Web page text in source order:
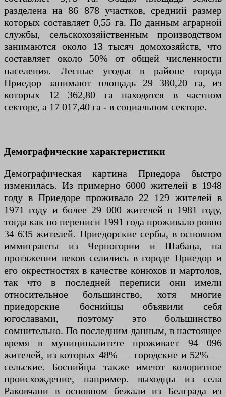
разделена на 86 878 участков, средний размер
которых составляет 0,55 га. По данным аграрной
службы, сельскохозяйственным производством
занимаются около 13 тысяч домохозяйств, что
составляет около 50% от общей численности
населения. Лесные угодья в районе города
Приедор занимают площадь 29 380,20 га, из
которых 12 362,80 га находятся в частном
секторе, а 17 017,40 га - в социальном секторе.
Демографические характеристики
Демографическая картина Приедора быстро
изменилась. Из примерно 6000 жителей в 1948
году в Приедоре проживало 22 129 жителей в
1971 году и более 29 000 жителей в 1981 году,
тогда как по переписи 1991 года проживало ровно
34 635 жителей. Приедорские сербы, в основном
иммигранты из Черногории и Шабаца, на
протяжении веков селились в городе Приедор и
его окрестностях в качестве конюхов и мартолов,
так что в последней переписи они имели
относительное большинство, хотя многие
приедорские боснийцы объявили себя
югославами, поэтому это большинство
сомнительно. По последним данным, в настоящее
время в муниципалитете проживает 94 096
жителей, из которых 48% — городские и 52% —
сельские. Боснийцы также имеют колоритное
происхождение, например. выходцы из села
Раковчани в основном бежали из Белграда из